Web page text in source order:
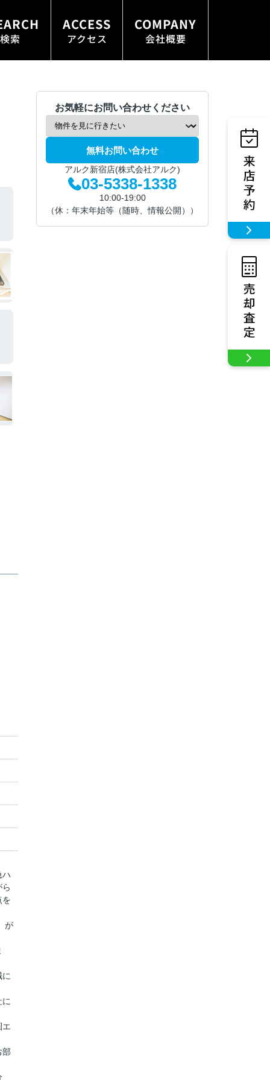
索
ACCESS
アクセス
COMPANY
会社概要
ハ
を
が
エ
部
お気軽にお問い合わせください
無料お問い合わせ
アルク新宿店(株式会社アルク)
03-5338-1338
10:00-19:00
（休：年末年始等（随時、情報公開））